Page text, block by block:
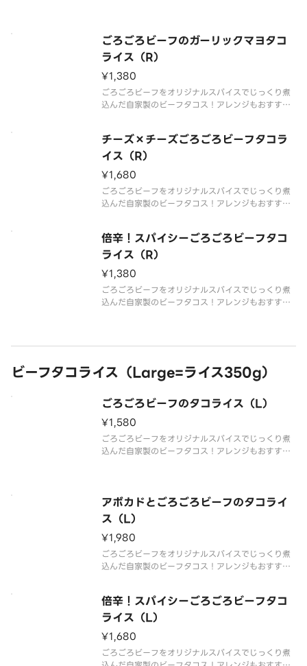
ごろごろビーフのガーリックマヨタコ
ライス（R）
¥1,380
ごろごろビーフをオリジナルスパイスでじっくり煮
込んだ自家製のビーフタコス！アレンジもおすすめ
チーズ×チーズごろごろビーフタコラ
イス（R）
¥1,680
ごろごろビーフをオリジナルスパイスでじっくり煮
込んだ自家製のビーフタコス！アレンジもおすすめ
倍辛！スパイシーごろごろビーフタコ
ライス（R）
¥1,380
ごろごろビーフをオリジナルスパイスでじっくり煮
込んだ自家製のビーフタコス！アレンジもおすすめ
ビーフタコライス（Large=ライス350g）
ごろごろビーフのタコライス（L）
¥1,580
ごろごろビーフをオリジナルスパイスでじっくり煮
込んだ自家製のビーフタコス！アレンジもおすすめ
アボカドとごろごろビーフのタコライ
ス（L）
¥1,980
ごろごろビーフをオリジナルスパイスでじっくり煮
込んだ自家製のビーフタコス！アレンジもおすすめ
倍辛！スパイシーごろごろビーフタコ
ライス（L）
¥1,680
ごろごろビーフをオリジナルスパイスでじっくり煮